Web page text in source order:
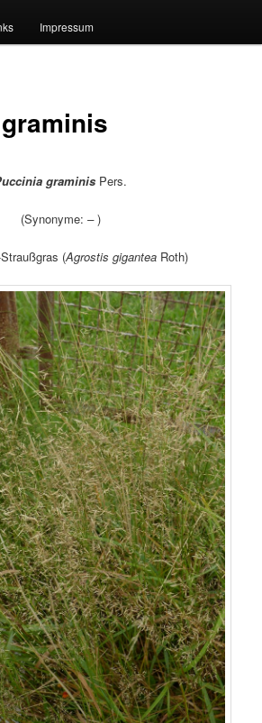
Impressum
graminis Pers.
(Synonyme: –)
(Agrostis giganteaRoth)